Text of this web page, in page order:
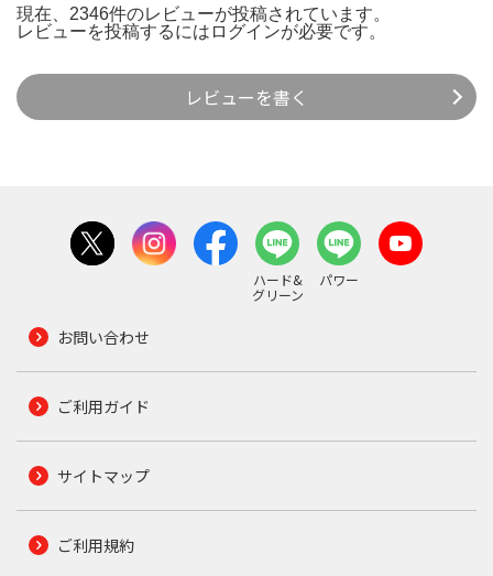
現在、2346件のレビューが投稿されています。
レビューを投稿するには ログインが必要です。
レビューを書く
ハード&
グリーン
パワー
お問い合わせ
ご利用ガイド
サイトマップ
ご利用規約